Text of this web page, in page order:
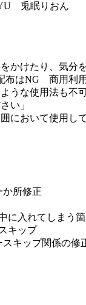
兎眠りおん
かけたり、気分
はNG 商用利用
うな使用法も不可
い」
において使用し
所修正
入れてしまう
スキップ
ップ関係の修